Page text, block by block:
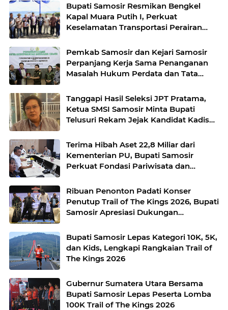
Bupati Samosir Resmikan Bengkel
Kapal Muara Putih I, Perkuat
Keselamatan Transportasi Perairan
Pemkab Samosir dan Kejari Samosir
Perpanjang Kerja Sama Penanganan
Masalah Hukum Perdata dan Tata
Tanggapi Hasil Seleksi JPT Pratama,
Ketua SMSI Samosir Minta Bupati
Telusuri Rekam Jejak Kandidat Kadis
Terima Hibah Aset 22,8 Miliar dari
Kementerian PU, Bupati Samosir
Perkuat Fondasi Pariwisata dan
Ribuan Penonton Padati Konser
Penutup Trail of The Kings 2026, Bupati
Samosir Apresiasi Dukungan
Bupati Samosir Lepas Kategori 10K, 5K,
dan Kids, Lengkapi Rangkaian Trail of
The Kings 2026
Gubernur Sumatera Utara Bersama
Bupati Samosir Lepas Peserta Lomba
100K Trail of The Kings 2026